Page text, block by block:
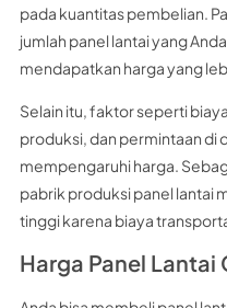
pada kuantitas pembelian.
jumlah panel lantai yang
mendapatkan harga yang
Selain itu, faktor seperti
produksi, dan permintaan di
mempengaruhi harga.
pabrik produksi panel lantai
tinggi karena biaya
Harga Panel Lantai